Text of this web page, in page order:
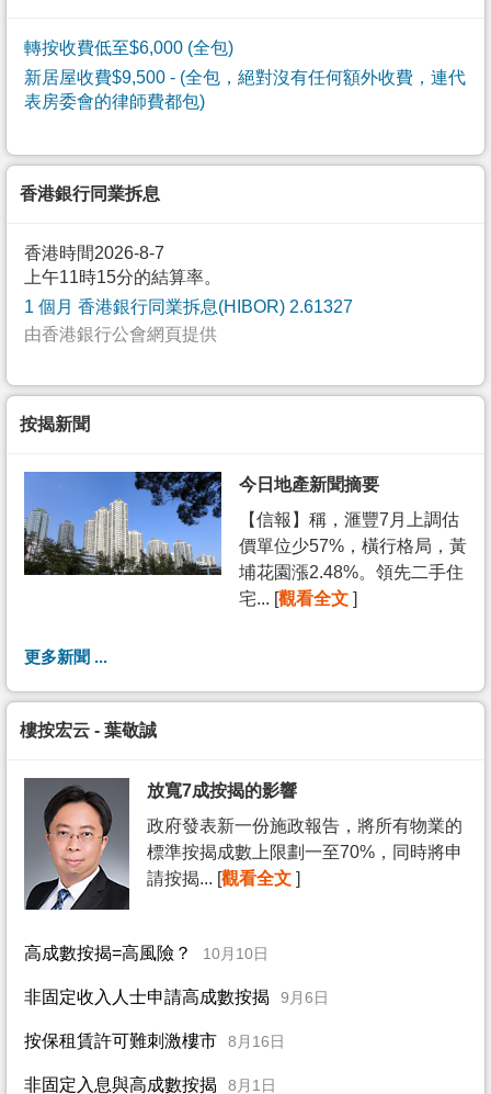
轉按收費低至$6,000 (全包)
新居屋收費$9,500 - (全包，絕對沒有任何額外收費，連代
表房委會的律師費都包)
香港銀行同業拆息
香港時間2026-8-7
上午11時15分的結算率。
1 個月 香港銀行同業拆息(HIBOR) 2.61327
由香港銀行公會網頁提供
按揭新聞
今日地產新聞摘要
【信報】稱，滙豐7月上調估
價單位少57%，橫行格局，黃
埔花園漲2.48%。領先二手住
宅... [觀看全文 ]
更多新聞 ...
樓按宏云 - 葉敬誠
放寬7成按揭的影響
政府發表新一份施政報告，將所有物業的
標準按揭成數上限劃一至70%，同時將申
請按揭... [觀看全文 ]
高成數按揭=高風險？ 10月10日
非固定收入人士申請高成數按揭 9月6日
按保租賃許可難刺激樓市 8月16日
非固定入息與高成數按揭 8月1日